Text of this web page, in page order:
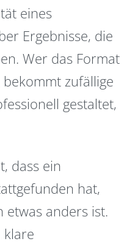
eines
Ergebnisse, die
Wer das Format
zufällige
gestaltet,
dass ein
hat,
etwas anders ist.
klare